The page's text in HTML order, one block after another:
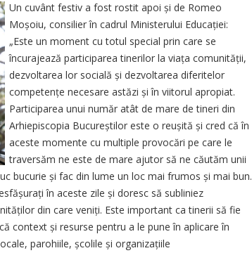
Un cuvânt festiv a fost rostit apoi și de Romeo
Moșoiu, consilier în cadrul Ministerului Edu­cației:
„Este un moment cu totul special prin care se
încurajează participarea tinerilor la viața comunității,
dezvoltarea lor socială și dezvoltarea diferitelor
competențe necesare astăzi și în viitorul apropiat.
Participarea unui număr atât de mare de tineri din
Arhiepiscopia Bucureștilor este o reușită și cred că în
aceste momente cu multiple provocări pe care le
traversăm ne este de mare ajutor să ne căutăm unii
bucurie și fac din lume un loc mai frumos și mai bun.
în aceste zile și doresc să subliniez
din care veniți. Este important ca tinerii să fie
context și resurse pentru a le pune în aplicare în
parohiile, școlile și organizațiile